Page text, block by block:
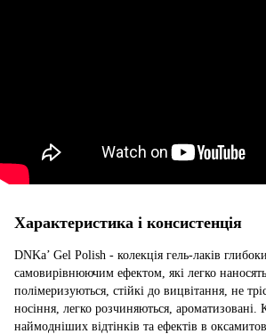
Характеристика і консистенція
DNKa’ Gel Polish - колекція гель-лаків
самовирівнюючим ефектом, які легко
полімеризуються, стійкі до вицвітання, не
носіння, легко розчиняються, ароматизовані.
наймодніших відтінків та ефектів в